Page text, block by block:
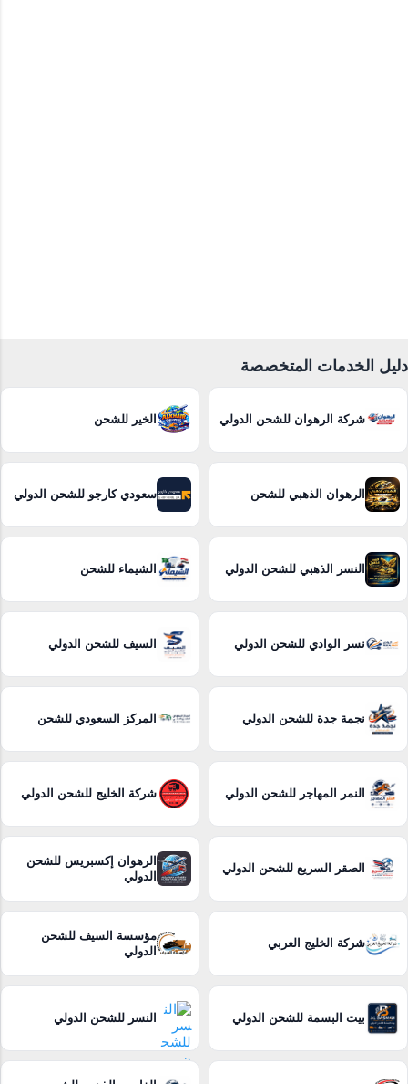
دليل الخدمات المتخصصة
شركة الرهوان للشحن الدولي الخير للشحن
الرهوان الذهبي للشحن سعودي كارجو للشحن الدولي
النسر الذهبي للشحن الدولي الشيماء للشحن
نسر الوادي للشحن الدولي السيف للشحن الدولي
نجمة جدة للشحن الدولي المركز السعودي للشحن
النمر المهاجر للشحن الدولي شركة الخليج للشحن الدولي
الصقر السريع للشحن الدولي
الرهوان إكسبريس للشحن
الدولي
شركة الخليج العربي
مؤسسة السيف للشحن
الدولي
بيت البسمة للشحن الدولي النسر للشحن الدولي